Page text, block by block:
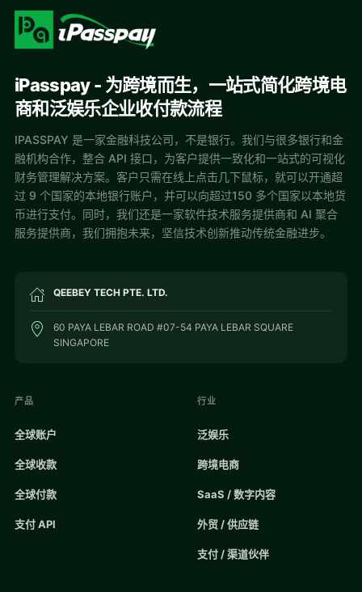
iPasspay - 为跨境而生，一站式简化跨境电
商和泛娱乐企业收付款流程
IPASSPAY 是一家金融科技公司，不是银行。我们与很多银行和金
融机构合作，整合 API 接口，为客户提供一致化和一站式的可视化
财务管理解决方案。客户只需在线上点击几下鼠标，就可以开通超
过 9 个国家的本地银行账户，并可以向超过150 多个国家以本地货
币进行支付。同时，我们还是一家软件技术服务提供商和 AI 聚合
服务提供商，我们拥抱未来，坚信技术创新推动传统金融进步。
QEEBEY TECH PTE. LTD.
60 PAYA LEBAR ROAD #07-54 PAYA LEBAR SQUARE
SINGAPORE
产品
全球账户
全球收款
全球付款
支付 API
行业
泛娱乐
跨境电商
SaaS / 数字内容
外贸 / 供应链
支付 / 渠道伙伴